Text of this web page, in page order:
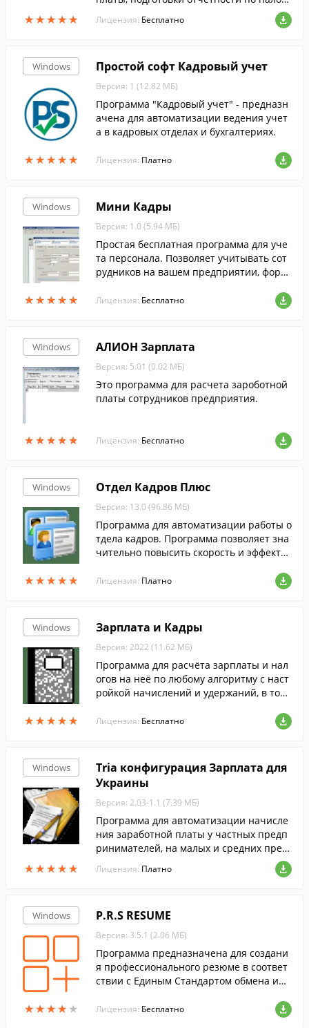
★★★★★
★★★★★
м (и ее проверки) в небольших организа
циях (ЧОПы, ТСЖ, предприятия сферы у
Лицензия: Бесплатно
Windows
★★★★★
★★★★★
Простой софт Кадровый учет
Версия: 1 (12.82 МБ)
Программа "Кадровый учет" - предназн
ачена для автоматизации ведения учет
а в кадровых отделах и бухгалтериях.
Лицензия: Платно
Windows
★★★★★
★★★★★
Мини Кадры
Версия: 1.0 (5.94 МБ)
Простая бесплатная программа для уче
та персонала. Позволяет учитывать сот
рудников на вашем предприятии, форм
ывать отработанное время и т.д.
Лицензия: Бесплатно
Windows
★★★★★
★★★★★
АЛИОН Зарплата
Версия: 5.01 (0.02 МБ)
Это программа для расчета зароботной
платы сотрудников предприятия.
Лицензия: Бесплатно
Windows
★★★★★
★★★★★
Отдел Кадров Плюс
Версия: 13.0 (96.86 МБ)
Программа для автоматизации работы о
тдела кадров. Программа позволяет зна
чительно повысить скорость и эффекти
Лицензия: Платно
Windows
★★★★★
★★★★★
Зарплата и Кадры
Версия: 2022 (11.62 МБ)
Программа для расчёта зарплаты и нал
огов на неё по любому алгоритму с наст
ройкой начислений и удержаний, в том
ерсонифицированный учёт с выводом в
Лицензия: Бесплатно
Windows
★★★★★
★★★★★
Tria конфигурация Зарплата для
Украины
Версия: 2.03-1.1 (7.39 МБ)
Программа для автоматизации начисле
ния заработной платы у частных предп
ринимателей, на малых и средних пред
Лицензия: Платно
Windows
★★★★ ★
★★★★ ★
P.R.S RESUME
Версия: 3.5.1 (2.06 МБ)
Программа предназначена для создани
я профессионального резюме в соответ
ствии с Единым Стандартом обмена инф
ть его по адресам крупнейших кадровых
Лицензия: Бесплатно